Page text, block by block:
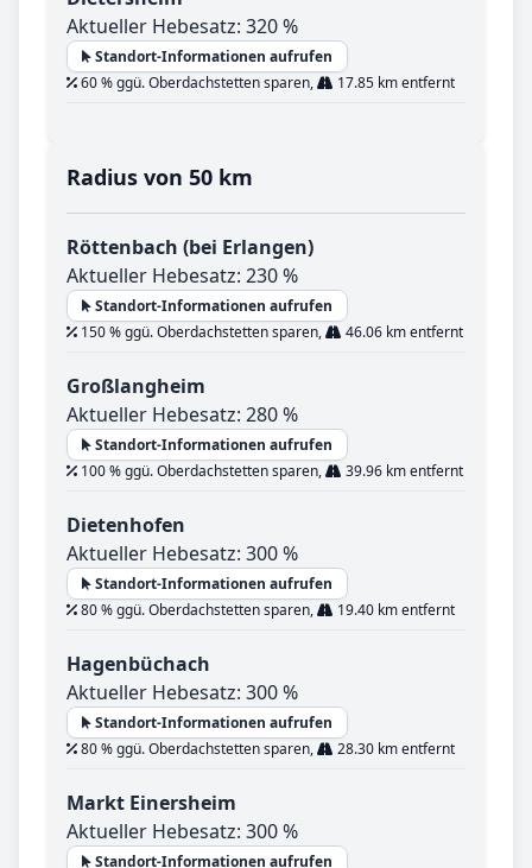
Aktueller Hebesatz: 320 %
Standort-Informationen aufrufen
60 % ggü. Oberdachstetten sparen,
17.85 km entfernt
Radius von 50 km
Röttenbach (bei Erlangen)
Aktueller Hebesatz: 230 %
Standort-Informationen aufrufen
150 % ggü. Oberdachstetten sparen,
46.06 km entfernt
Großlangheim
Aktueller Hebesatz: 280 %
Standort-Informationen aufrufen
100 % ggü. Oberdachstetten sparen,
39.96 km entfernt
Dietenhofen
Aktueller Hebesatz: 300 %
Standort-Informationen aufrufen
80 % ggü. Oberdachstetten sparen,
19.40 km entfernt
Hagenbüchach
Aktueller Hebesatz: 300 %
Standort-Informationen aufrufen
80 % ggü. Oberdachstetten sparen,
28.30 km entfernt
Markt Einersheim
Aktueller Hebesatz: 300 %
Standort-Informationen aufrufen